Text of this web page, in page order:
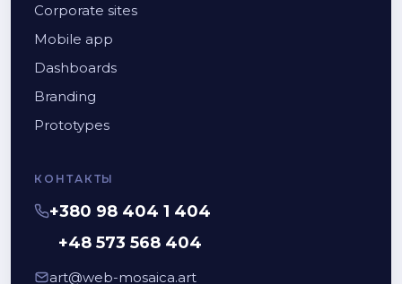
Corporate sites
Mobile app
Dashboards
Branding
Prototypes
КОНТАКТЫ
+380 98 404 1 404
+48 573 568 404
art@web-mosaica.art